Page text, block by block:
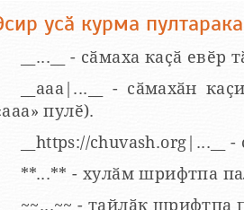
усӑ курма
__...__ - сӑмаха каҫӑ евӗр
__aaa|...__ - сӑмахӑн
пулӗ).
__https://chuvash.org|...__
**...** - хулӑм шрифтпа
~~...~~ - тайлӑк шрифтпа